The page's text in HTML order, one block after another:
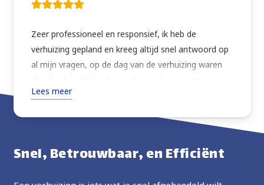
Zeer professioneel en responsief, ik heb de
verhuizing gepland en kreeg altijd snel antwoord op
al mijn vragen, op de dag van de verhuizing waren
de arbeiders bij het huis volgens de planning en
verhuisden alles wat ik vroeg met extra zorg. Zeer
over de beste manier om verder te gaan. Goede
de service opnieuw gebruiken.
Lees meer
Snel, Betrouwbaar, en Efficiënt